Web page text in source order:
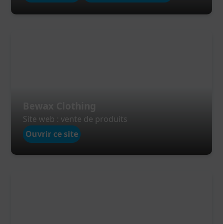
Site web : vente de produits
Ouvrir ce site